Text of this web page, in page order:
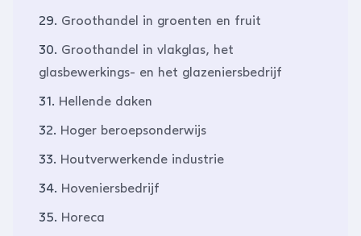
29. Groothandel in groenten en fruit
30. Groothandel in vlakglas, het
glasbewerkings- en het glazeniersbedrijf
31. Hellende daken
32. Hoger beroepsonderwijs
33. Houtverwerkende industrie
34. Hoveniersbedrijf
35. Horeca